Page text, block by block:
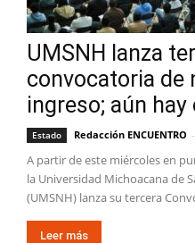
UMSNH lanza
convocatoria de
ingreso; aún hay
Estado Redacción ENCUENTRO -
A partir de este miércoles en
la Universidad Michoacana de
(UMSNH) lanza su tercera
Leer más